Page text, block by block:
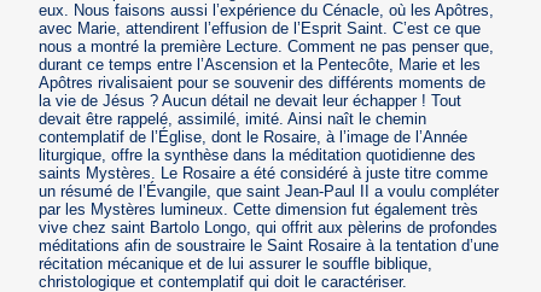
eux. Nous faisons aussi l’expérience du Cénacle, où les Apôtres,
avec Marie, attendirent l’effusion de l’Esprit Saint. C’est ce que
nous a montré la première Lecture. Comment ne pas penser que,
durant ce temps entre l’Ascension et la Pentecôte, Marie et les
Apôtres rivalisaient pour se souvenir des différents moments de
la vie de Jésus ? Aucun détail ne devait leur échapper ! Tout
devait être rappelé, assimilé, imité. Ainsi naît le chemin
contemplatif de l’Église, dont le Rosaire, à l’image de l’Année
liturgique, offre la synthèse dans la méditation quotidienne des
saints Mystères. Le Rosaire a été considéré à juste titre comme
un résumé de l’Évangile, que saint Jean-Paul II a voulu compléter
par les Mystères lumineux. Cette dimension fut également très
vive chez saint Bartolo Longo, qui offrit aux pèlerins de profondes
méditations afin de soustraire le Saint Rosaire à la tentation d’une
récitation mécanique et de lui assurer le souffle biblique,
christologique et contemplatif qui doit le caractériser.